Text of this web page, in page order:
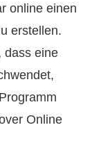
online einen
erstellen.
dass eine
Online